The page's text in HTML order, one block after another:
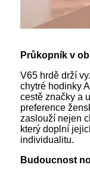
Průkopník v
V65 hrdě drží
chytré hodinky
cestě značky a
preference
zaslouží nejen
který doplní
individualitu.
Budoucnost